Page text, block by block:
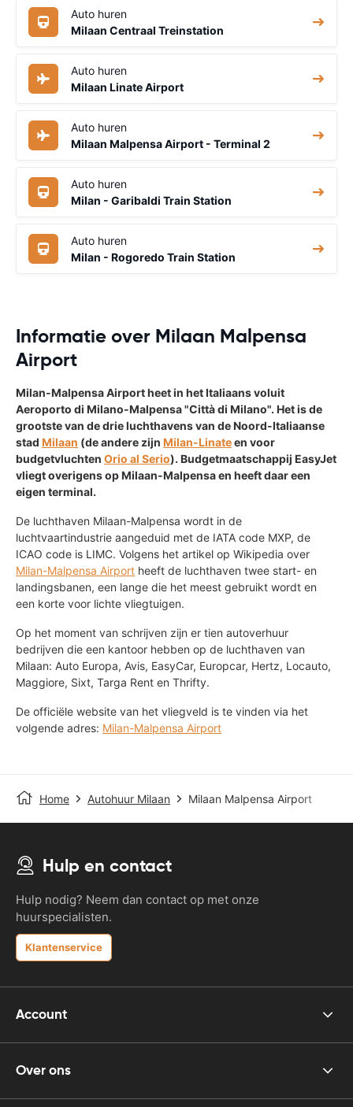
Auto huren
Milaan Centraal Treinstation
Auto huren
Milaan Linate Airport
Auto huren
Milaan Malpensa Airport - Terminal 2
Auto huren
Milan - Garibaldi Train Station
Auto huren
Milan - Rogoredo Train Station
Informatie over Milaan Malpensa
Airport
Milan-Malpensa Airport heet in het Italiaans voluit
Aeroporto di Milano-Malpensa "Città di Milano". Het is de
grootste van de drie luchthavens van de Noord-Italiaanse
stad Milaan (de andere zijn Milan-Linateen voor
budgetvluchten Orio al Serio). Budgetmaatschappij EasyJet
vliegt overigens op Milaan-Malpensa en heeft daar een
eigen terminal.
De luchthaven Milaan-Malpensa wordt in de
luchtvaartindustrie aangeduid met de IATA code MXP, de
ICAO code is LIMC. Volgens het artikel op Wikipedia over
Milan-Malpensa Airport heeft de luchthaven twee start- en
landingsbanen, een lange die het meest gebruikt wordt en
een korte voor lichte vliegtuigen.
Op het moment van schrijven zijn er tien autoverhuur
bedrijven die een kantoor hebben op de luchthaven van
Milaan: Auto Europa, Avis, EasyCar, Europcar, Hertz, Locauto,
Maggiore, Sixt, Targa Rent en Thrifty.
De officiële website van het vliegveld is te vinden via het
volgende adres: Milan-Malpensa Airport
Home Autohuur Milaan Milaan Malpensa Airport
Hulp en contact
Hulp nodig? Neem dan contact op met onze
huurspecialisten.
Klantenservice
Account
Over ons